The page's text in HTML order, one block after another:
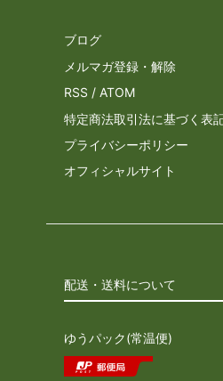
ブログ
メルマガ登録・解除
RSS / ATOM
特定商法取引法に基づく表
プライバシーポリシー
オフィシャルサイト
配送・送料について
ゆうパック(常温便)